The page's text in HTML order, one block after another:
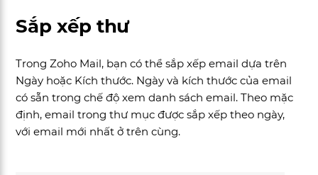
Sắp xếp thư
Trong Zoho Mail, bạn có thể sắp xếp email dựa trên
Ngày hoặc Kích thước. Ngày và kích thước của email
có sẵn trong chế độ xem danh sách email. Theo mặc
định, email trong thư mục được sắp xếp theo ngày,
với email mới nhất ở trên cùng.